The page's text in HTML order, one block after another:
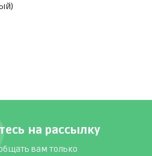
на рассылку
вам только